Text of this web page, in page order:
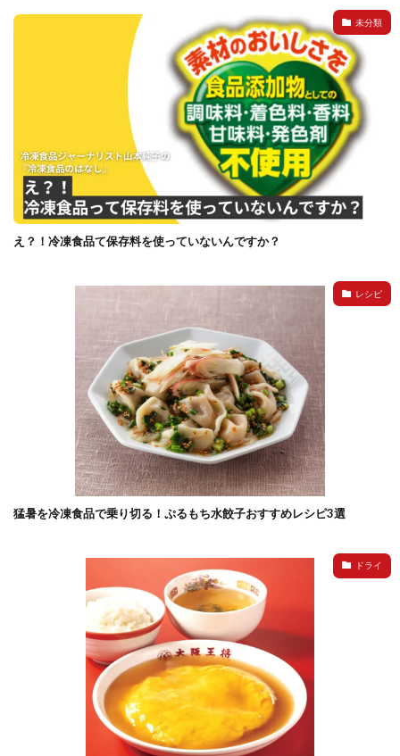
未分類
え？！冷凍食品て保存料を使っていないんですか？
レシピ
猛暑を冷凍食品で乗り切る！ぷるもち水餃子おすすめレシピ3選
ドライ